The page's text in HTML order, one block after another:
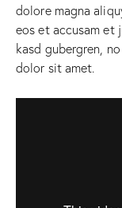
dolore magna
eos et accusam et
kasd gubergren,
dolor sit amet.